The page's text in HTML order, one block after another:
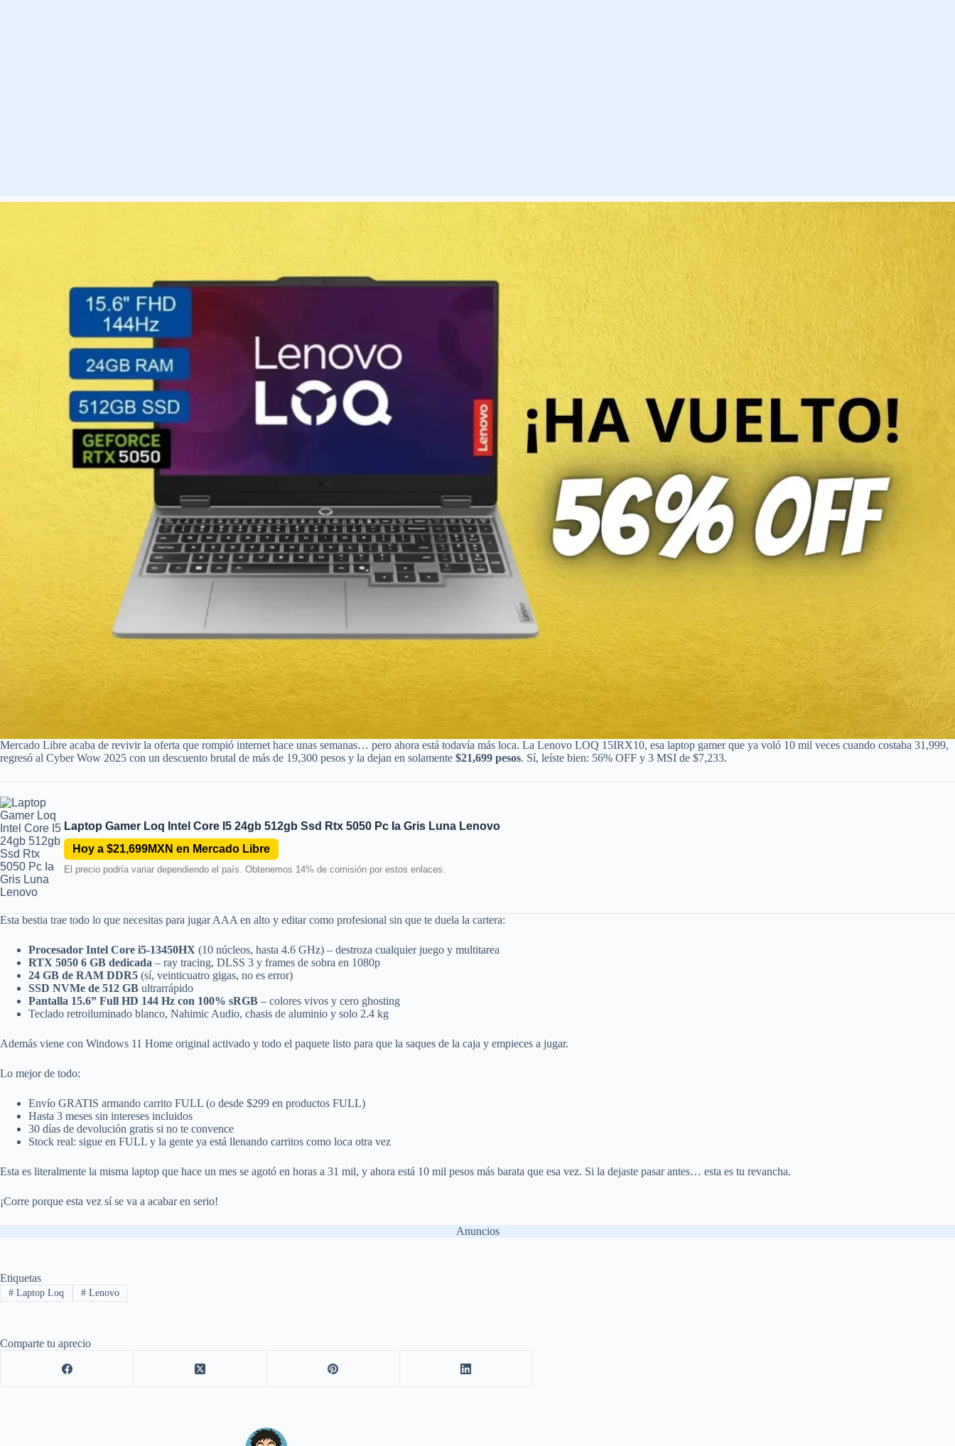
Mercado Libre acaba de revivir la oferta que rompió internet hace unas semanas… pero ahora está todavía más loca. La Lenovo LOQ 15IRX10, esa laptop gamer que ya voló 10 mil veces cuando costaba 31,999,
regresó al Cyber Wow 2025 con un descuento brutal de más de 19,300 pesos y la dejan en solamente $21,699 pesos. Sí, leíste bien: 56% OFF y 3 MSI de $7,233.
Laptop Gamer Loq Intel Core I5 24gb 512gb Ssd Rtx 5050 Pc Ia Gris Luna Lenovo
Hoy a $21,699MXN en Mercado Libre
El precio podría variar dependiendo el país. Obtenemos 14% de comisión por estos enlaces.
Esta bestia trae todo lo que necesitas para jugar AAA en alto y editar como profesional sin que te duela la cartera:
Procesador Intel Core i5-13450HX (10 núcleos, hasta 4.6 GHz) – destroza cualquier juego y multitarea
RTX 5050 6 GB dedicada – ray tracing, DLSS 3 y frames de sobra en 1080p
24 GB de RAM DDR5 (sí, veinticuatro gigas, no es error)
SSD NVMe de 512 GB ultrarrápido
Pantalla 15.6” Full HD 144 Hz con 100% sRGB – colores vivos y cero ghosting
Teclado retroiluminado blanco, Nahimic Audio, chasis de aluminio y solo 2.4 kg
Además viene con Windows 11 Home original activado y todo el paquete listo para que la saques de la caja y empieces a jugar.
Lo mejor de todo:
Envío GRATIS armando carrito FULL (o desde $299 en productos FULL)
Hasta 3 meses sin intereses incluidos
30 días de devolución gratis si no te convence
Stock real: sigue en FULL y la gente ya está llenando carritos como loca otra vez
Esta es literalmente la misma laptop que hace un mes se agotó en horas a 31 mil, y ahora está 10 mil pesos más barata que esa vez. Si la dejaste pasar antes… esta es tu revancha.
¡Corre porque esta vez sí se va a acabar en serio!
Anuncios
Etiquetas
#Laptop Loq #Lenovo
Comparte tu aprecio